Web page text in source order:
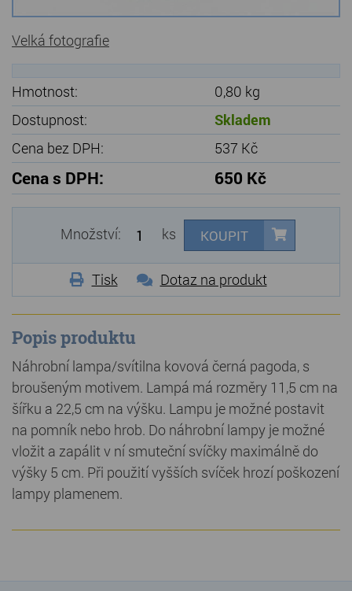
Velká fotografie
Hmotnost:
0,80 kg
Dostupnost:
Skladem
Cena bez DPH:
537 Kč
Cena s DPH: 650 Kč
Množství: ks KOUPIT
Tisk Dotaz na produkt
Popis produktu
Náhrobní lampa/svítilna kovová černá pagoda, s
broušeným motivem. Lampá má rozměry 11,5 cm na
šířku a 22,5 cm na výšku. Lampu je možné postavit
na pomník nebo hrob. Do náhrobní lampy je možné
vložit a zapálit v ní smuteční svíčky maximálně do
výšky 5 cm. Při použití vyšších svíček hrozí poškození
lampy plamenem.